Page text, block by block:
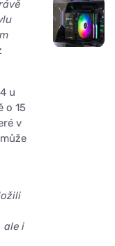
u
o 15
v
ale i